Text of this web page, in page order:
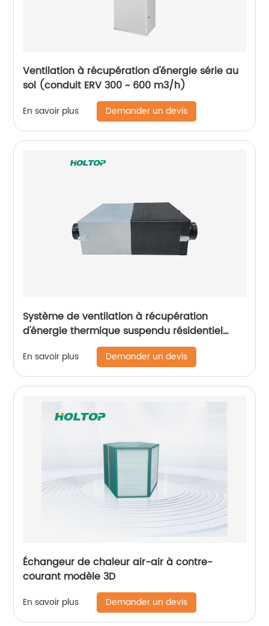
Ventilation à récupération d'énergie série au
sol (conduit ERV 300 ~ 600 m3/h)
En savoir plus Demander un devis
Système de ventilation à récupération
d'énergie thermique suspendu résidentiel
série Slim à moteur à courant continu (ERV
200 ~ 400 m3/h)
En savoir plus Demander un devis
Échangeur de chaleur air-air à contre-
courant modèle 3D
En savoir plus Demander un devis